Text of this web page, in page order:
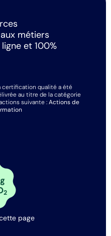
métiers
et 100%
certification qualité a été
au titre de la catégorie
suivante :Actions de
2
page